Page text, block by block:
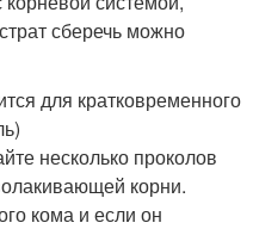
сберечь можно
для кратковременного
несколько проколов
корни.
кома и если он